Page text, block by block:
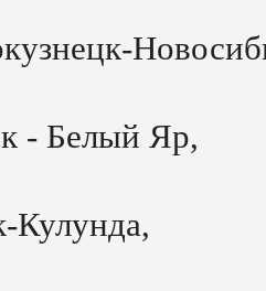
- Белый Яр,
Кулунда,